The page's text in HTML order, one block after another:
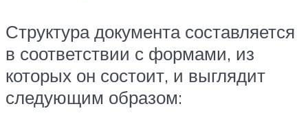
Структура документа составляется
в соответствии с формами, из
которых он состоит, и выглядит
следующим образом: